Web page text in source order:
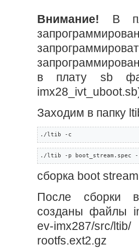
Внимание! В
в плату sb
Заходим в папку
./ltib -c
./ltib -p boot_stream.spec
сборка boot
После сборки в
созданы файлы
ev-imx287/src/
rootfs.ext2.gz